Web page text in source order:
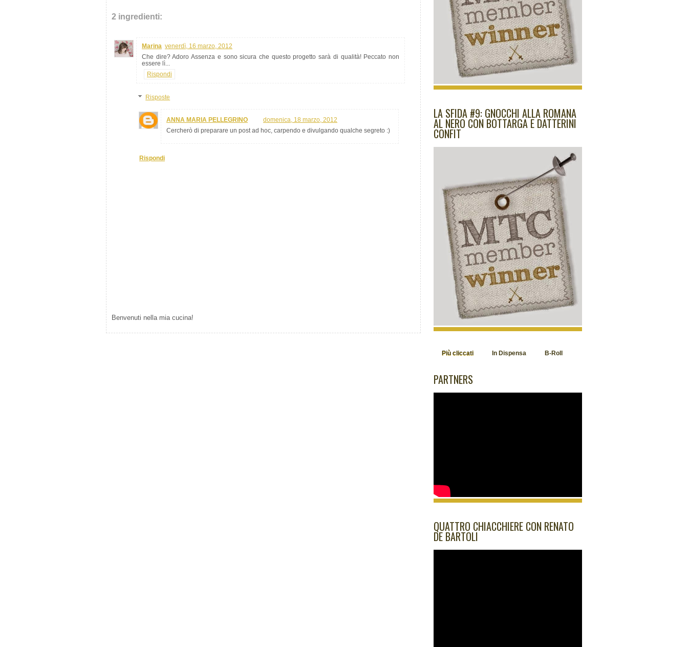
LA SFIDA #9: GNOCCHI ALLA ROMANA
AL NERO CON BOTTARGA E DATTERINI
CONFIT
Più cliccati In Dispensa B-Roll
PARTNERS
QUATTRO CHIACCHIERE CON RENATO
DE BARTOLI
2 ingredienti:
Marina venerdì, 16 marzo, 2012
Che dire? Adoro Assenza e sono sicura che questo progetto sarà di qualità! Peccato non
essere lì...
Rispondi
Risposte
ANNA MARIA PELLEGRINO
domenica, 18 marzo, 2012
Cercherò di preparare un post ad hoc, carpendo e divulgando qualche segreto :)
Rispondi
Benvenuti nella mia cucina!